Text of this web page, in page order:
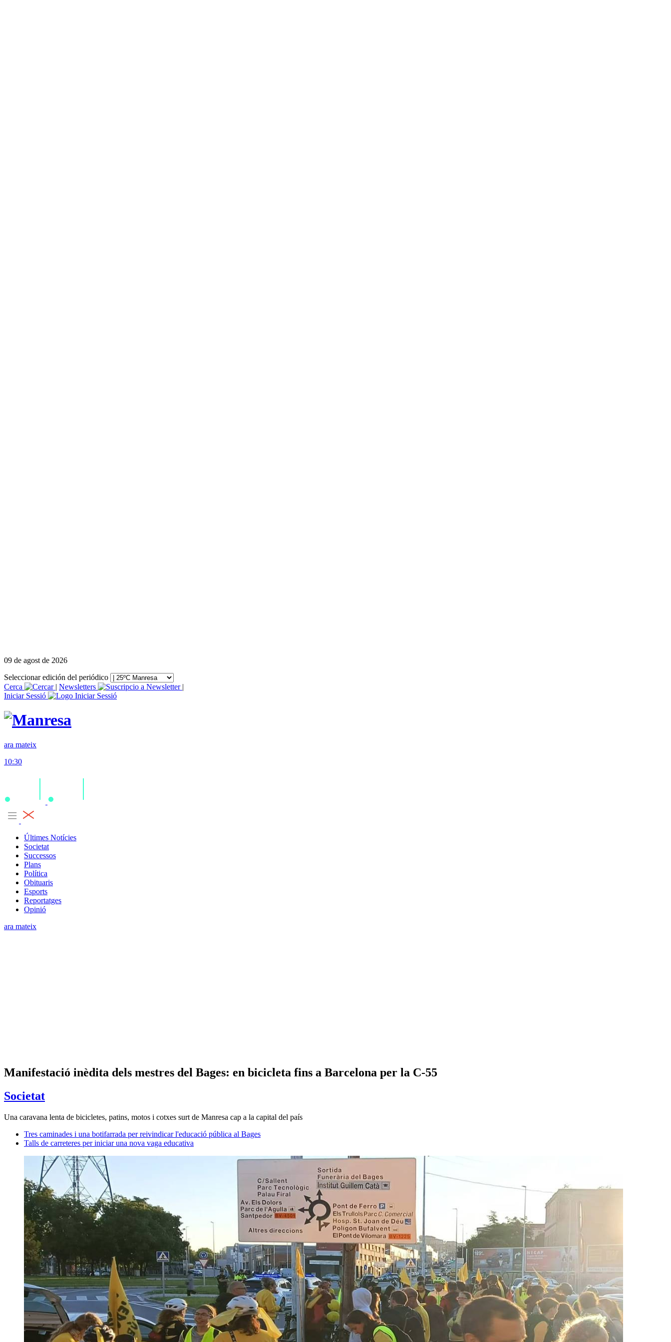
09 de agost de 2026
Seleccionar edición del periódico
Cerca
| Newsletters
|
Iniciar Sessió
ara mateix
10:30
Últimes Notícies
Societat
Successos
Plans
Política
Obituaris
Esports
Reportatges
Opinió
ara mateix
Manifestació inèdita dels mestres del Bages: en bicicleta fins a Barcelona per la C-55
Societat
Una caravana lenta de bicicletes, patins, motos i cotxes surt de Manresa cap a la capital del país
Tres caminades i una botifarrada per reivindicar l'educació pública al Bages
Talls de carreteres per iniciar una nova vaga educativa